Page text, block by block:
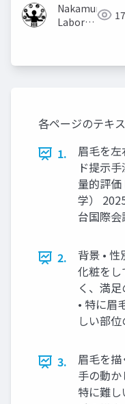
Nakamura
Laboratory
各ページのテキ
1.
眉毛を
ド提示
量的評
学）
台国際会
2.
背景 •
化粧をし
く、満
• 特に眉
しい部
3.
眉毛を
手の動
特に難